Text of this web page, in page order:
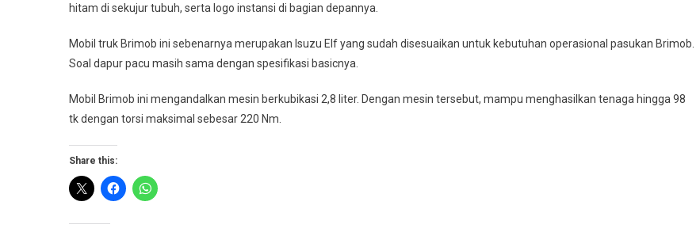
hitam di sekujur tubuh, serta logo instansi di bagian depannya.
Mobil truk Brimob ini sebenarnya merupakan Isuzu Elf yang sudah disesuaikan untuk kebutuhan operasional pasukan Brimob.
Soal dapur pacu masih sama dengan spesifikasi basicnya.
Mobil Brimob ini mengandalkan mesin berkubikasi 2,8 liter. Dengan mesin tersebut, mampu menghasilkan tenaga hingga 98
tk dengan torsi maksimal sebesar 220 Nm.
Share this: